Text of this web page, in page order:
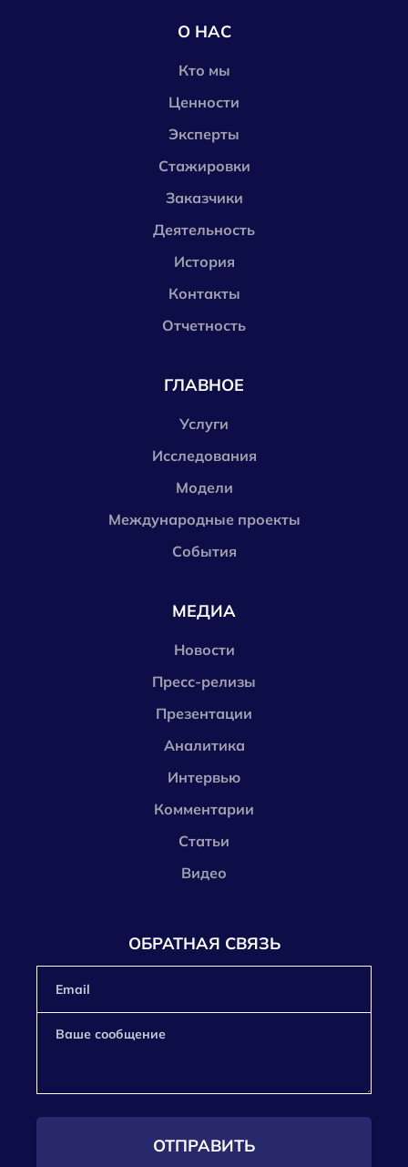
О НАС
Кто мы
Ценности
Эксперты
Стажировки
Заказчики
Деятельность
История
Контакты
Отчетность
ГЛАВНОЕ
Услуги
Исследования
Модели
Международные проекты
События
МЕДИА
Новости
Пресс-релизы
Презентации
Аналитика
Интервью
Комментарии
Статьи
Видео
ОБРАТНАЯ СВЯЗЬ
ОТПРАВИТЬ